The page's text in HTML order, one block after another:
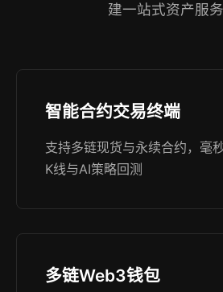
建一站式资产服
智能合约交易终端
支持多链现货与永续合约，毫
K线与AI策略回测
多链Web3钱包